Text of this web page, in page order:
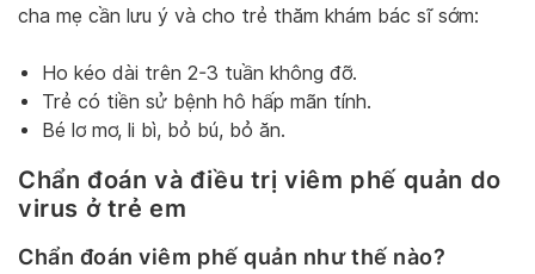
cha mẹ cần lưu ý và cho trẻ thăm khám bác sĩ sớm:
Ho kéo dài trên 2-3 tuần không đỡ.
Trẻ có tiền sử bệnh hô hấp mãn tính.
Bé lơ mơ, li bì, bỏ bú, bỏ ăn.
Chẩn đoán và điều trị viêm phế quản do
virus ở trẻ em
Chẩn đoán viêm phế quản như thế nào?